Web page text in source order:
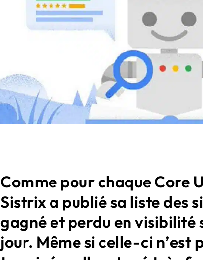
Comme pour chaque Core
Sistrix a publié sa liste des
gagné et perdu en visibilité
jour. Même si celle-ci n’est